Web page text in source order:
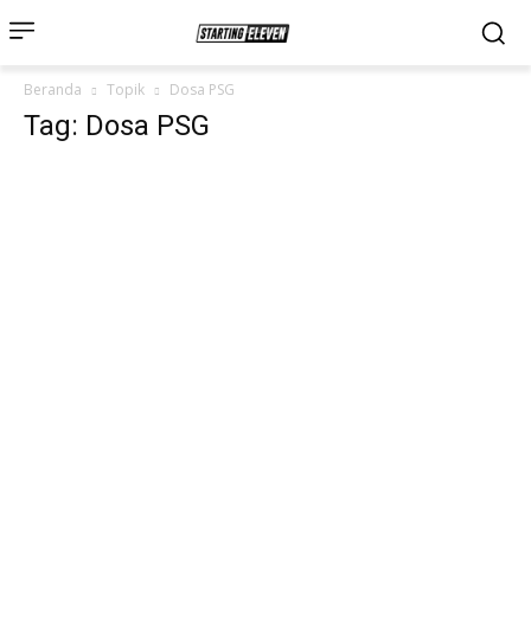
Beranda Topik Dosa PSG
Tag: Dosa PSG